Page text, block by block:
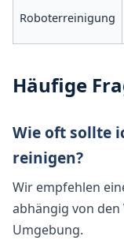
Roboterreinigung
Häufige
Wie oft sollte
reinigen?
Wir empfehlen
abhängig von
Umgebung.